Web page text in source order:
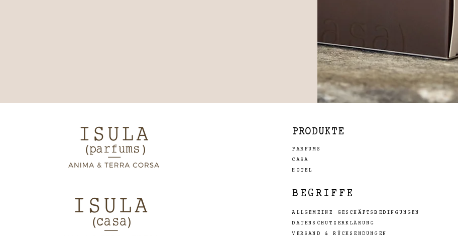
PRODUKTE
PARFUMS
CASA
HOTEL
BEGRIFFE
ALLGEMEINE GESCHÄFTSBEDINGUNGEN
DATENSCHUTZERKLÄRUNG
VERSAND & RÜCKSENDUNGEN